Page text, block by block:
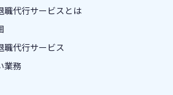
職代行サービスとは
職代行サービス
業務